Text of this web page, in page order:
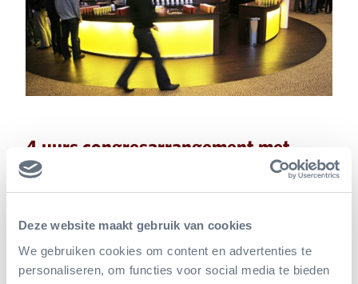
Deze website maakt gebruik van cookies
We gebruiken cookies om content en advertenties te
personaliseren, om functies voor social media te bieden
4 uurs congresarrangement met
lunch of borrel € 53 p.p.*